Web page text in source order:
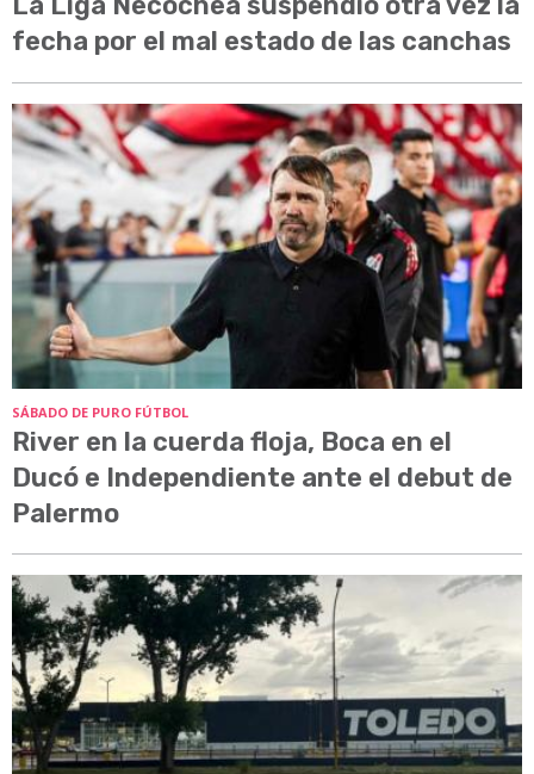
fecha por el mal estado de las canchas
SÁBADO DE PURO FÚTBOL
River en la cuerda floja, Boca en el
Ducó e Independiente ante el debut de
Palermo